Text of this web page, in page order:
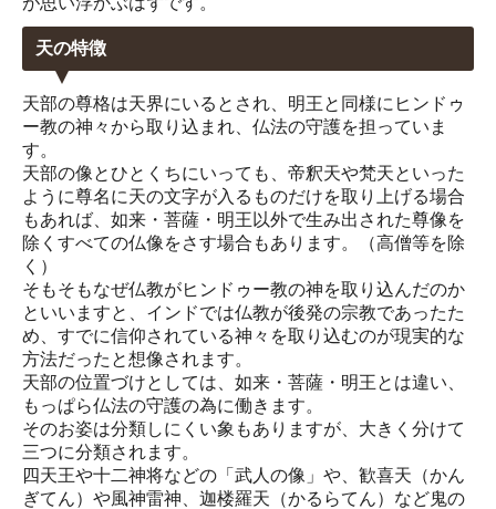
天の特徴
天部の尊格は天界にいるとされ、明王と同様にヒンドゥ
ー教の神々から取り込まれ、仏法の守護を担っていま
す。
天部の像とひとくちにいっても、帝釈天や梵天といった
ように尊名に天の文字が入るものだけを取り上げる場合
もあれば、如来・菩薩・明王以外で生み出された尊像を
除くすべての仏像をさす場合もあります。（高僧等を除
く）
そもそもなぜ仏教がヒンドゥー教の神を取り込んだのか
といいますと、インドでは仏教が後発の宗教であったた
め、すでに信仰されている神々を取り込むのが現実的な
方法だったと想像されます。
天部の位置づけとしては、如来・菩薩・明王とは違い、
もっぱら仏法の守護の為に働きます。
そのお姿は分類しにくい象もありますが、大きく分けて
三つに分類されます。
四天王や十二神将などの「武人の像」や、歓喜天（かん
ぎてん）や風神雷神、迦楼羅天（かるらてん）など鬼の